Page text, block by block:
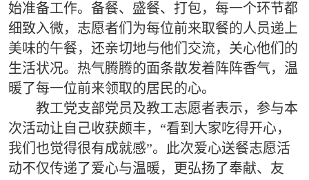
始准备工作。备餐、盛餐、打包，每一个环节都
细致入微，志愿者们为每位前来取餐的人员递上
美味的午餐，还亲切地与他们交流，关心他们的
生活状况。热气腾腾的面条散发着阵阵香气，温
暖了每一位前来领取的居民的心。
教工党支部党员及教工志愿者表示，参与本
次活动让自己收获颇丰，“看到大家吃得开心，
我们也觉得很有成就感”。此次爱心送餐志愿活
动不仅传递了爱心与温暖，更弘扬了奉献、友